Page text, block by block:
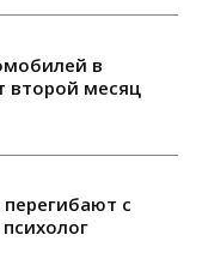
в
второй месяц
с